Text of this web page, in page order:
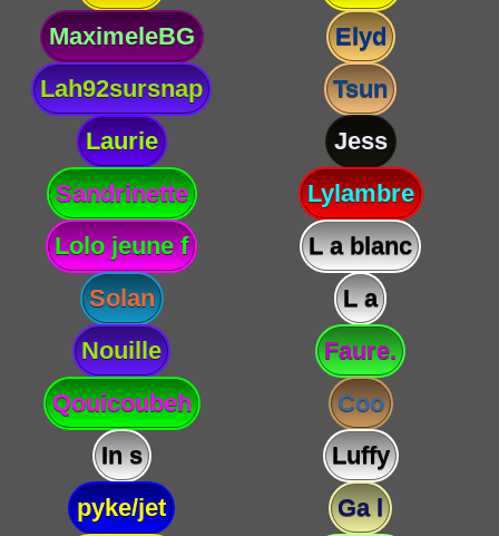
MaximeleBG
Elyd
Lah92sursnap
Tsun
Laurie
Jess
Sandrinette
Lylambre
Lolo jeune f
L a blanc
Solan
L a
Nouille
Faure.
Qouicoubeh
Coo
In s
Luffy
pyke/jet
Ga l